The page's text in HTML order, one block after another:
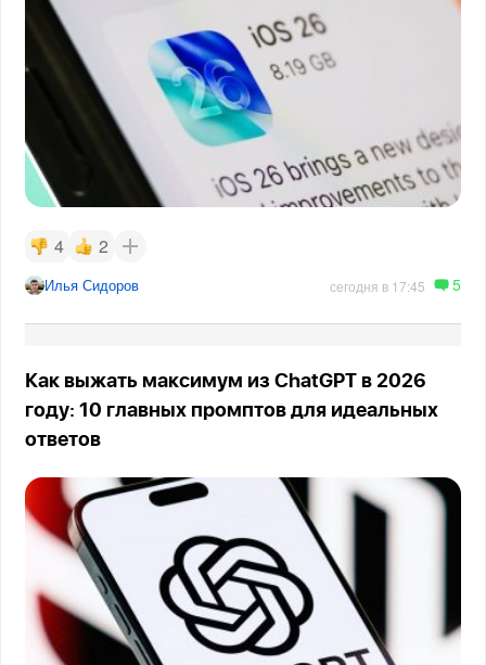
4 2
Илья Сидоров сегодня в 17:45 5
Как выжать максимум из ChatGPT в 2026
году: 10 главных промптов для идеальных
ответов